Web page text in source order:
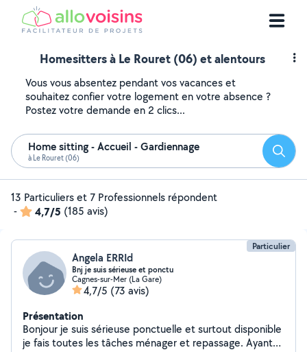
Homesitters à Le Rouret (06) et alentours
Vous vous absentez pendant vos vacances et
souhaitez confier votre logement en votre absence ?
Postez votre demande en 2 clics...
Home sitting - Accueil - Gardiennage
à Le Rouret (06)
13 Particuliers et 7 Professionnels répondent
-
4,7/5 (185 avis)
Particulier
Angela ERRId
Bnj je suis sérieuse et ponctu
Cagnes-sur-Mer (La Gare)
4,7/5 (73 avis)
Présentation
Bonjour je suis sérieuse ponctuelle et surtout disponible
je fais toutes les tâches ménager et repassage. Ayant